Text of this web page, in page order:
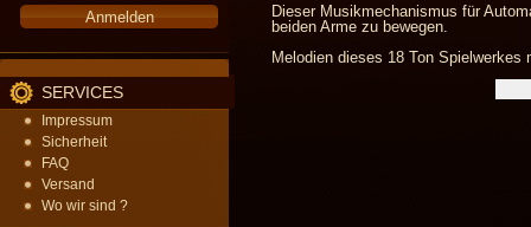
SERVICES
Impressum
Sicherheit
FAQ
Versand
Wo wir sind ?
Dieser Musikmechanismus für
beiden Arme zu bewegen.
Melodien dieses 18 Ton